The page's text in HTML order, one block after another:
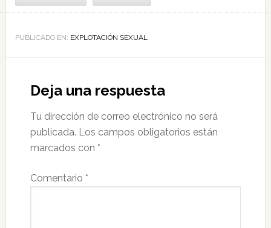
PUBLICADO EN: EXPLOTACIÓN SEXUAL
Deja una respuesta
Tu dirección de correo electrónico no será
publicada. Los campos obligatorios están
marcados con *
Comentario *